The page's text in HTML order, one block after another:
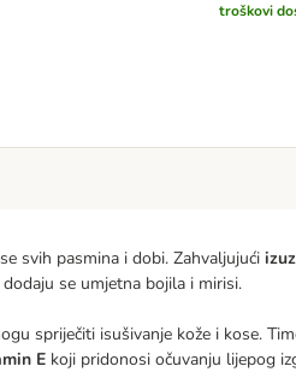
troškovi
svih pasmina i dobi. Zahvaljujući
se umjetna bojila i mirisi.
spriječiti isušivanje kože i kose.
E koji pridonosi očuvanju lijepog